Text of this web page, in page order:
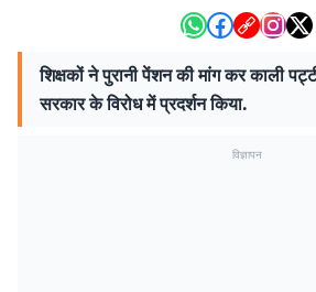
शिक्षकों ने पुरानी पेंशन की मांग कर काली
सरकार के विरोध में प्रदर्शन किया.
विज्ञापन